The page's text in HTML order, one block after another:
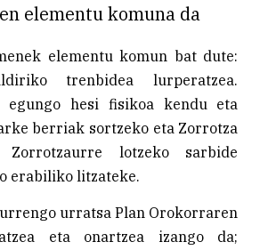
elementu komuna da
elementu komun bat dute:
trenbidea lurperatzea.
egungo hesi fisikoa kendu eta
berriak sortzeko eta Zorrotza
lotzeko sarbide
erabiliko litzateke.
urratsa Plan Orokorraren
eta onartzea izango da;